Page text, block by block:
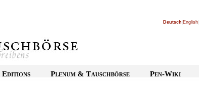
Deutsch English
Editions Plenum & Tauschbörse Pen-Wiki